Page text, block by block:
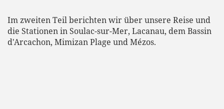
Im zweiten Teil berichten wir über unsere Reise und
die Stationen in Soulac-sur-Mer, Lacanau, dem Bassin
d'Arcachon, Mimizan Plage und Mézos.